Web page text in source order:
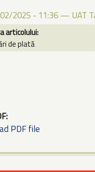
2025 - 11:36— UAT
articolului:
de plată
PDF file